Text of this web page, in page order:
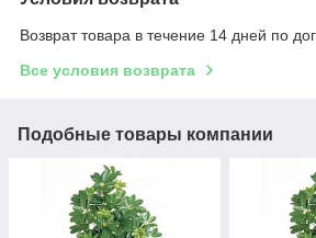
Возврат товара в течение 14 дней по
Все условия возврата
Подобные товары компании